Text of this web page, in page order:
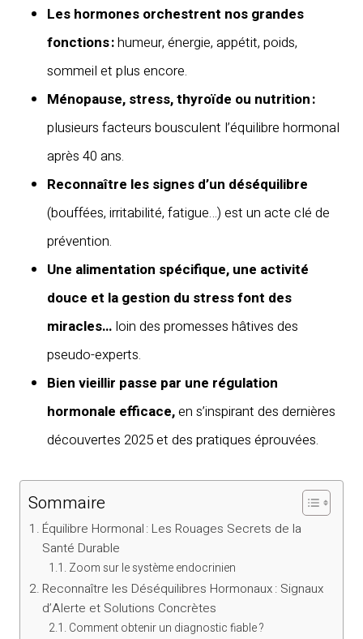
Les hormones orchestrent nos grandes
fonctions :humeur, énergie, appétit, poids,
sommeil et plus encore.
Ménopause, stress, thyroïde ou nutrition :
plusieurs facteurs bousculent l’équilibre hormonal
après 40 ans.
Reconnaître les signes d’un déséquilibre
(bouffées, irritabilité, fatigue…) est un acte clé de
prévention.
Une alimentation spécifique, une activité
douce et la gestion du stress font des
miracles… loin des promesses hâtives des
pseudo-experts.
Bien vieillir passe par une régulation
hormonale efficace,en s’inspirant des dernières
découvertes 2025 et des pratiques éprouvées.
Sommaire
Équilibre Hormonal : Les Rouages Secrets de la
Santé Durable
Zoom sur le système endocrinien
Reconnaître les Déséquilibres Hormonaux : Signaux
d’Alerte et Solutions Concrètes
Comment obtenir un diagnostic fiable ?